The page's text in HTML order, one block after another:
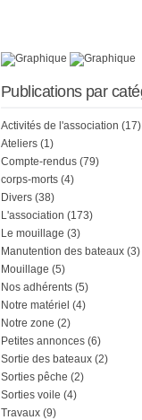
Publications par
Activités de l'association (17)
Ateliers (1)
Compte-rendus (79)
corps-morts (4)
Divers (38)
L'association (173)
Le mouillage (3)
Manutention des bateaux (3)
Mouillage (5)
Nos adhérents (5)
Notre matériel (4)
Notre zone (2)
Petites annonces (6)
Sortie des bateaux (2)
Sorties pêche (2)
Sorties voile (4)
Travaux (9)